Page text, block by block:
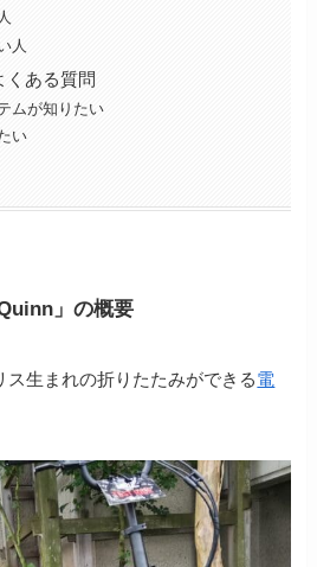
人
くある質問
ムが知りたい
い
」の概要
ス生まれの折りたたみができる電